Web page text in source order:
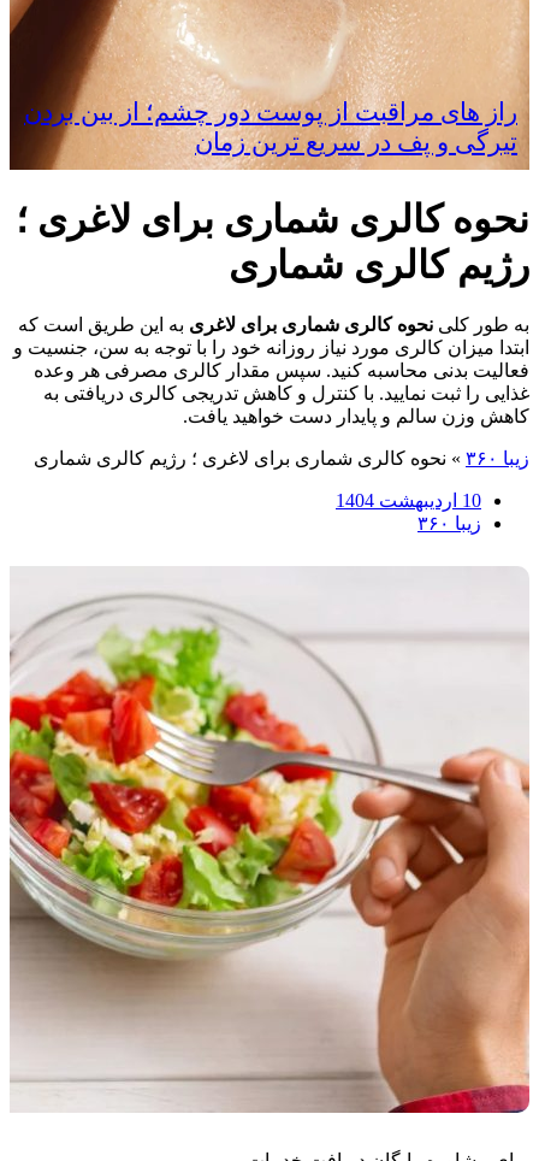
راز های مراقبت از پوست دور چشم؛ از بین بردن
تیرگی و پف در سریع‌ ترین زمان
نحوه کالری شماری برای لاغری ؛
رژیم کالری شماری
به طور کلی نحوه کالری شماری برای لاغری به این طریق است که
ابتدا میزان کالری مورد نیاز روزانه خود را با توجه به سن، جنسیت و
فعالیت بدنی محاسبه کنید. سپس مقدار کالری مصرفی هر وعده
غذایی را ثبت نمایید. با کنترل و کاهش تدریجی کالری دریافتی به
کاهش وزن سالم و پایدار دست خواهید یافت.
زیبا ۳۶۰ » نحوه کالری شماری برای لاغری ؛ رژیم کالری شماری
10 اردیبهشت 1404
زیبا ۳۶۰